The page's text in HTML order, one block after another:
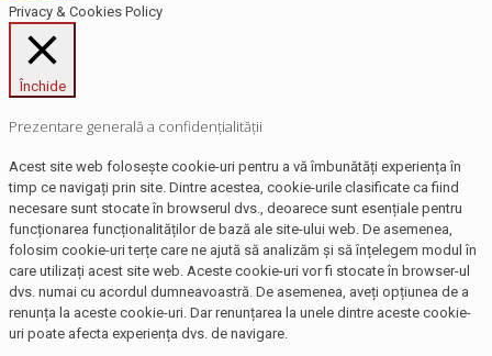
Privacy & Cookies Policy
Închide
Prezentare generală a confidențialității
Acest site web folosește cookie-uri pentru a vă îmbunătăți experiența în
timp ce navigați prin site. Dintre acestea, cookie-urile clasificate ca fiind
necesare sunt stocate în browserul dvs., deoarece sunt esențiale pentru
funcționarea funcționalităților de bază ale site-ului web. De asemenea,
folosim cookie-uri terțe care ne ajută să analizăm și să înțelegem modul în
care utilizați acest site web. Aceste cookie-uri vor fi stocate în browser-ul
dvs. numai cu acordul dumneavoastră. De asemenea, aveți opțiunea de a
renunța la aceste cookie-uri. Dar renunțarea la unele dintre aceste cookie-
uri poate afecta experiența dvs. de navigare.